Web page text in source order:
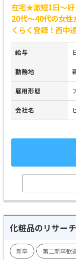
在宅★激短1日～好
20代～40代の女性
くらく登録！西中
給与
勤務地
雇用形態
会社名
化粧品のリサーチ
新卒 第二新卒歓